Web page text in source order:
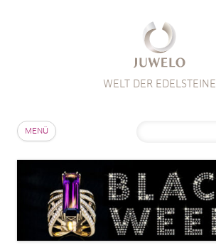
WELT DER EDELSTEINE
MENÜ